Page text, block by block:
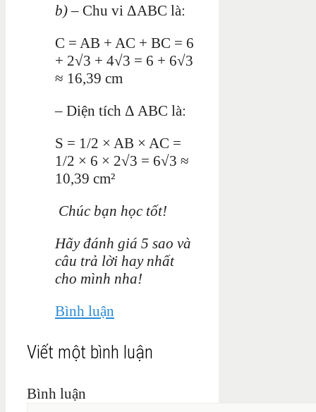
b)– Chu vi ΔABC là:
C = AB + AC + BC = 6
+ 2√3 + 4√3 = 6 + 6√3
≈ 16,39 cm
– Diện tích Δ ABC là:
S = 1/2 × AB × AC =
1/2 × 6 × 2√3 = 6√3 ≈
10,39 cm²
Chúc bạn học tốt!
Hãy đánh giá 5 sao và
câu trả lời hay nhất
cho mình nha!
Bình luận
Viết một bình luận
Bình luận